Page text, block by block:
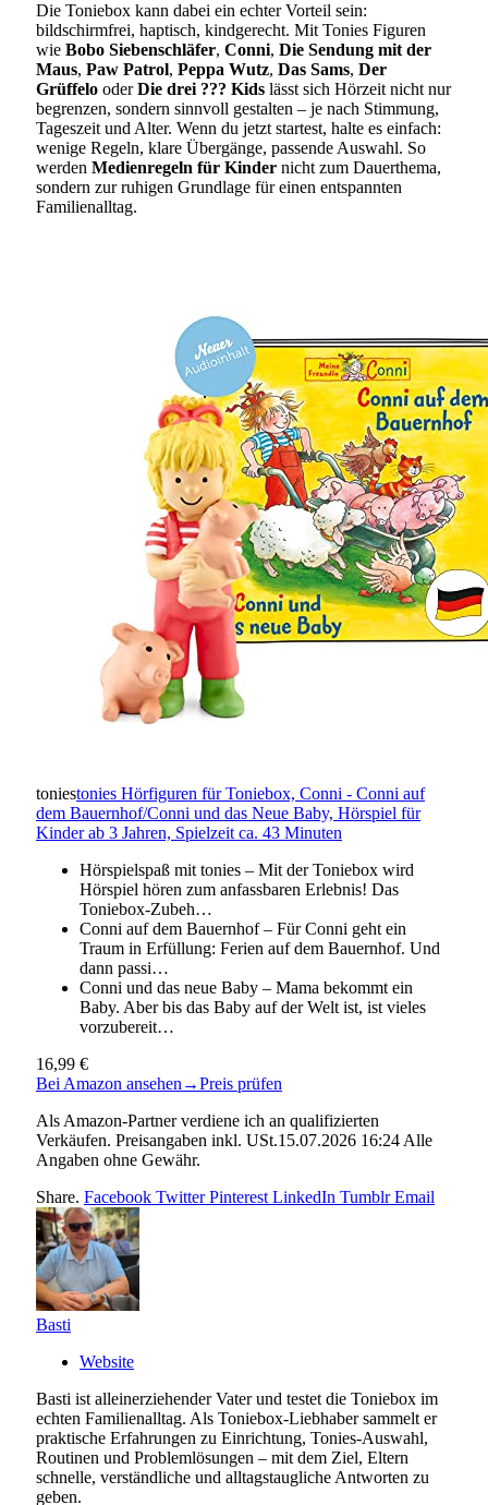
Die Toniebox kann dabei ein echter Vorteil sein:
bildschirmfrei, haptisch, kindgerecht. Mit Tonies Figuren
wie Bobo Siebenschläfer, Conni, Die Sendung mit der
Maus, Paw Patrol, Peppa Wutz, Das Sams, Der
Grüffelo oderDie drei ??? Kids lässt sich Hörzeit nicht nur
begrenzen, sondern sinnvoll gestalten – je nach Stimmung,
Tageszeit und Alter. Wenn du jetzt startest, halte es einfach:
wenige Regeln, klare Übergänge, passende Auswahl. So
werden Medienregeln für Kinder nicht zum Dauerthema,
sondern zur ruhigen Grundlage für einen entspannten
Familienalltag.
toniestonies Hörfiguren für Toniebox, Conni - Conni auf
dem Bauernhof/Conni und das Neue Baby, Hörspiel für
Kinder ab 3 Jahren, Spielzeit ca. 43 Minuten
Hörspielspaß mit tonies – Mit der Toniebox wird
Hörspiel hören zum anfassbaren Erlebnis! Das
Toniebox-Zubeh…
Conni auf dem Bauernhof – Für Conni geht ein
Traum in Erfüllung: Ferien auf dem Bauernhof. Und
dann passi…
Conni und das neue Baby – Mama bekommt ein
Baby. Aber bis das Baby auf der Welt ist, ist vieles
vorzubereit…
16,99 €
Bei Amazon ansehen →Preis prüfen
Als Amazon-Partner verdiene ich an qualifizierten
Verkäufen. Preisangaben inkl. USt.15.07.2026 16:24 Alle
Angaben ohne Gewähr.
Share. Facebook Twitter Pinterest LinkedIn Tumblr Email
Basti
Website
Basti ist alleinerziehender Vater und testet die Toniebox im
echten Familienalltag. Als Toniebox-Liebhaber sammelt er
praktische Erfahrungen zu Einrichtung, Tonies-Auswahl,
Routinen und Problemlösungen – mit dem Ziel, Eltern
schnelle, verständliche und alltagstaugliche Antworten zu
geben.